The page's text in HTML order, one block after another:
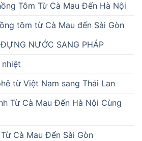
Tôm Từ Cà Mau Đến Hà Nội
tôm từ Cà Mau đến Sài Gòn
NƯỚC SANG PHÁP
từ Việt Nam sang Thái Lan
Từ Cà Mau Đến Hà Nội Cùng
Cà Mau Đến Sài Gòn